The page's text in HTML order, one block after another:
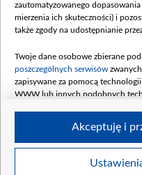
Dofinansowanie
Data podpisania
kwiecień 180 mln,
czerwca 90 mln)
Dofinansowanie
4 sierpnia 250 mln
zautomatyzowanego
mierzenia ich skuteczności) i
także zgody na udostępnianie
Twoje dane osobowe zbierane
poszczególnych serwisów
zapisywane za pomocą
WWW lub innych podobnych
Twoje dane osobowe zbierane
Akceptuję i